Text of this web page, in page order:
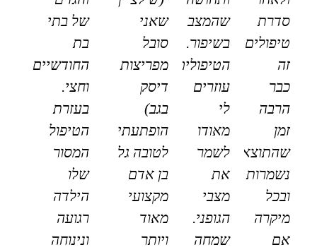
סדרת
טיפולים
זה
כבר
הרבה
זמן
שהתוצאות
נשמרות
ובכל
מיקרה
אם
שהמצב
בשיפור.
הטיפולים
עוזרים
לי
מאודו
לשמר
את
מצבי
הגופני.
שמחה
שאני
סובל
מפריצות
דיסק
בגב)
הופתעתי
לטובה גל
בן אדם
מקצועי
מאוד
ויותר
של בתי
בת
החודשיים
וחצי.
בעזרת
הטיפול
המסור
שלו
הילדה
רגועה
ונינוחה